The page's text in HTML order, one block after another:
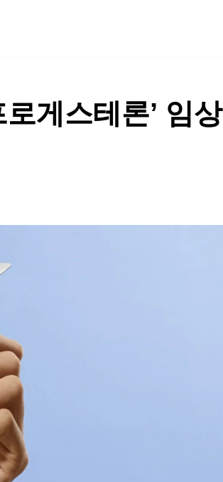
게스테론’ 임상